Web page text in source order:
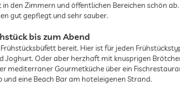
den Zimmern und öffentlichen Bereichen schön
gut gepflegt und sehr sauber.
bis zum Abend
bereit. Hier ist für jeden
Oder aber herzhaft mit knusprigen
mediterraner Gourmetküche über ein
eine Beach Bar am hoteleigenen Strand.